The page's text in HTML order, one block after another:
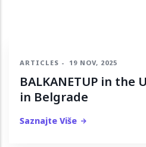
ARTICLES - 19 NOV, 2025
BALKANETUP in
in Belgrade
Saznajte Više